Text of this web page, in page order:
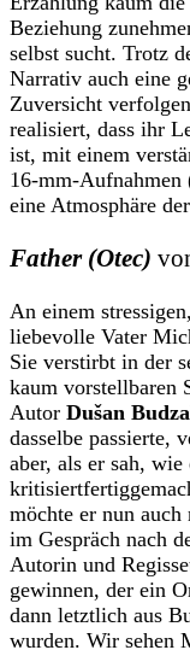
Beziehung
selbst sucht. Trotz
Narrativ auch eine
Zuversicht
realisiert, dass ihr
ist, mit einem
16-mm-Aufnahmen
eine Atmosphäre
Father (Otec)
An einem
liebevolle Vater
Sie verstirbt in der
kaum vorstellbaren
Autor Dušan
dasselbe passierte,
aber, als er sah,
möchte er nun
im Gespräch nach
Autorin und
gewinnen, der ein
dann letztlich aus
wurden. Wir sehen